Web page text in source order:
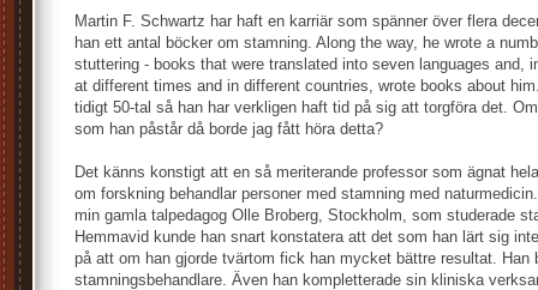
Martin F. Schwartz har haft en karriär som spänner över flera
han ett antal böcker om stamning. Along the way, he wrote a
stuttering - books that were translated into seven languages and,
at different times and in different countries, wrote books about
tidigt 50-tal så han har verkligen haft tid på sig att torgföra det.
som han påstår då borde jag fått höra detta?
Det känns konstigt att en så meriterande professor som ägnat
om forskning behandlar personer med stamning med
min gamla talpedagog Olle Broberg, Stockholm, som studerade
Hemmavid kunde han snart konstatera att det som han lärt sig
på att om han gjorde tvärtom fick han mycket bättre resultat. Han
stamningsbehandlare. Även han kompletterade sin kliniska